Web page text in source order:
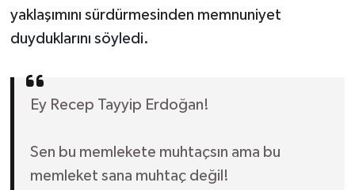
yaklaşımını sürdürmesinden memnuniyet
duyduklarını söyledi.
Ey Recep Tayyip Erdoğan!
Sen bu memlekete muhtaçsın ama bu
memleket sana muhtaç değil!